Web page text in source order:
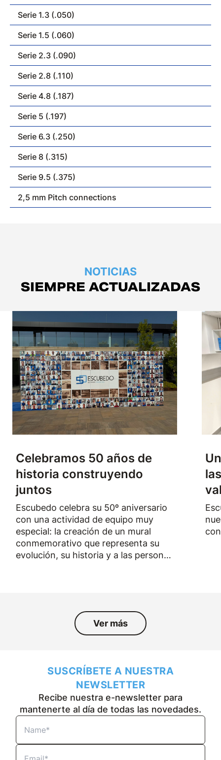
Serie 1.3 (.050)
Serie 1.5 (.060)
Serie 2.3 (.090)
Serie 2.8 (.110)
Serie 4.8 (.187)
Serie 5 (.197)
Serie 6.3 (.250)
Serie 8 (.315)
Serie 9.5 (.375)
2,5 mm Pitch connections
NOTICIAS
SIEMPRE ACTUALIZADAS
Celebramos 50 años de
historia construyendo
juntos
Escubedo celebra su 50º aniversario
con una actividad de equipo muy
especial: la creación de un mural
conmemorativo que representa su
evolución, su historia y a las personas
Ver más
SUSCRÍBETE A NUESTRA
NEWSLETTER
Recibe nuestra e-newsletter para
mantenerte al día de todas las novedades.